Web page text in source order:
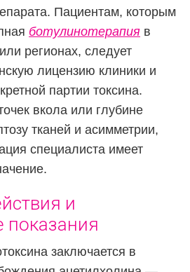
Пациентам, которым
ботулинотерапия в
регионах, следует
лицензию клиники и
партии токсина.
вкола или глубине
тканей и асимметрии,
специалиста имеет
и
показания
заключается в